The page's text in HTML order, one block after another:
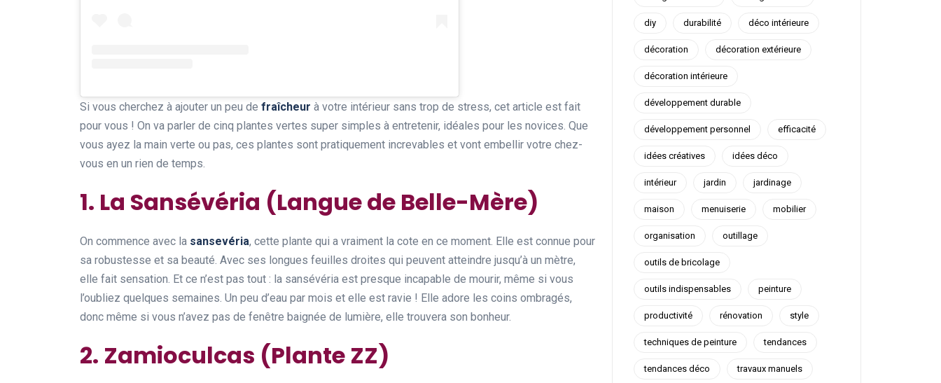
Si vous cherchez à ajouter un peu de fraîcheur à votre intérieur sans trop de stress, cet article est fait
pour vous ! On va parler de cinq plantes vertes super simples à entretenir, idéales pour les novices. Que
vous ayez la main verte ou pas, ces plantes sont pratiquement increvables et vont embellir votre chez-
vous en un rien de temps.
1. La Sansévéria (Langue de Belle-Mère)
On commence avec la sansevéria, cette plante qui a vraiment la cote en ce moment. Elle est connue pour
sa robustesse et sa beauté. Avec ses longues feuilles droites qui peuvent atteindre jusqu’à un mètre,
elle fait sensation. Et ce n’est pas tout : la sansévéria est presque incapable de mourir, même si vous
l’oubliez quelques semaines. Un peu d’eau par mois et elle est ravie ! Elle adore les coins ombragés,
donc même si vous n’avez pas de fenêtre baignée de lumière, elle trouvera son bonheur.
2. Zamioculcas (Plante ZZ)
diy durabilité déco intérieure
décoration décoration extérieure
décoration intérieure
développement durable
développement personnel efficacité
idées créatives idées déco
intérieur jardin jardinage
maison menuiserie mobilier
organisation outillage
outils de bricolage
outils indispensables peinture
productivité rénovation style
techniques de peinture tendances
tendances déco travaux manuels